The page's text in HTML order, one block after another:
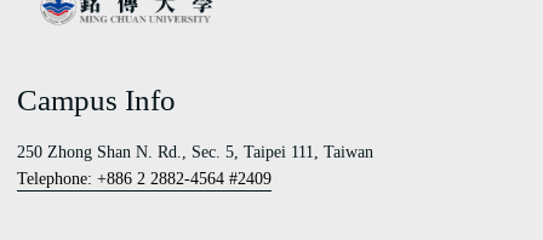
Campus Info
250 Zhong Shan N. Rd., Sec. 5, Taipei 111, Taiwan
Telephone: +886 2 2882-4564 #2409